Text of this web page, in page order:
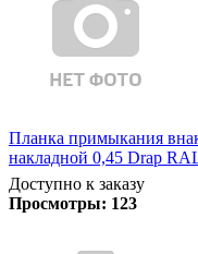
Планка примыкания
накладной 0,45 Drap
Доступно к заказу
Просмотры: 123